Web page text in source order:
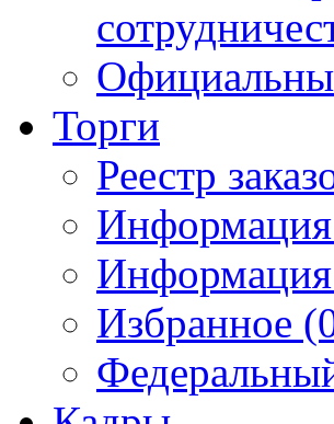
Торги
Реестр
Информация
Информация
Избранное